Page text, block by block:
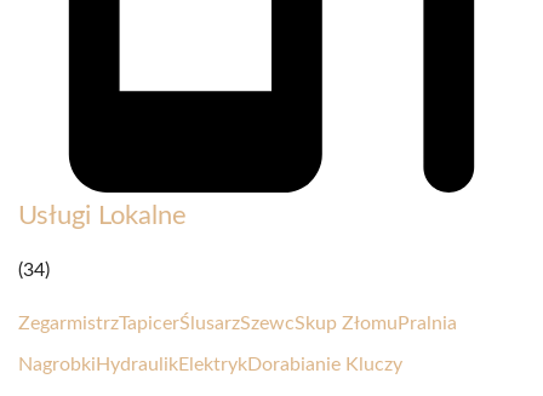
Usługi Lokalne
(34)
ZegarmistrzTapicerŚlusarzSzewcSkup Złomu Pralnia
Nagrobki HydraulikElektrykDorabianie Kluczy